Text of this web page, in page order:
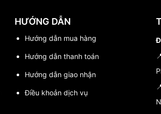
HƯỚNG DẪN
Hướng dẫn mua hàng
Hướng dẫn thanh toán
Hướng dẫn giao nhận
Điều khoản dịch vụ